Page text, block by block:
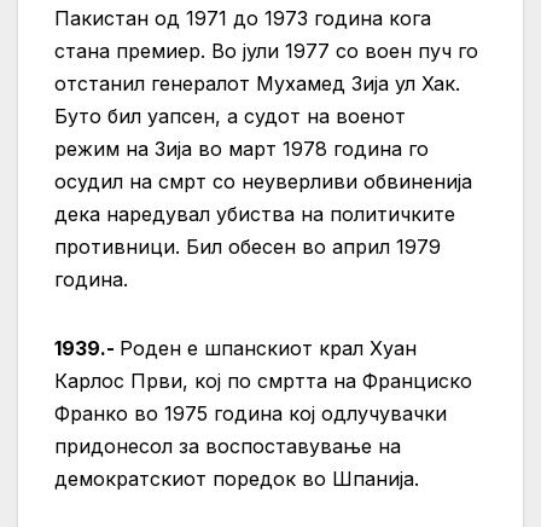
Пакистан од 1971 до 1973 година кога
стана премиер. Во јули 1977 со воен пуч го
отстанил генералот Мухамед Зија ул Хак.
Буто бил уапсен, а судот на военот
режим на Зија во март 1978 година го
осудил на смрт со неуверливи обвиненија
дека наредувал убиства на политичките
противници. Бил обесен во април 1979
година.
1939.- Роден е шпанскиот крал Хуан
Карлос Први, кој по смртта на Франциско
Франко во 1975 година кој одлучувачки
придонесол за воспоставување на
демократскиот поредок во Шпанија.